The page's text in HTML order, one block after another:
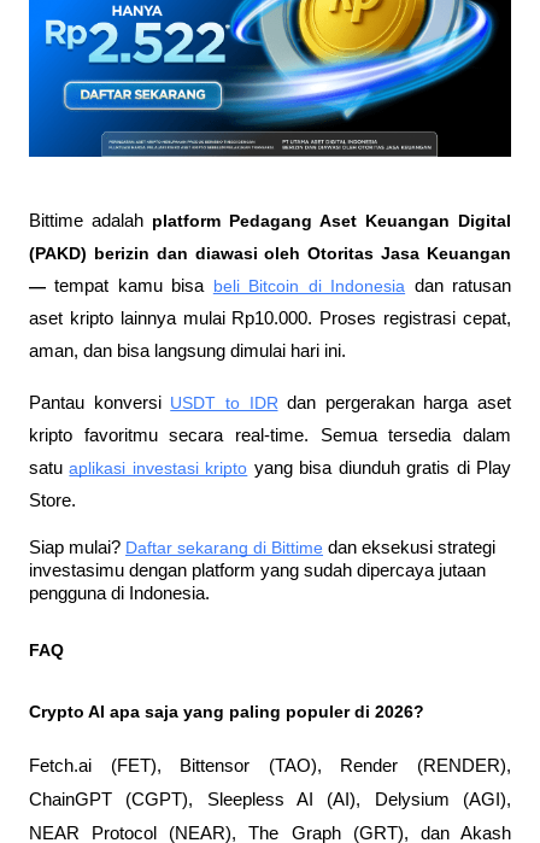
Bittime adalah platform Pedagang Aset Keuangan Digital
(PAKD) berizin dan diawasi oleh Otoritas Jasa Keuangan
— tempat kamu bisa beli Bitcoin di Indonesia dan ratusan
aset kripto lainnya mulai Rp10.000. Proses registrasi cepat,
aman, dan bisa langsung dimulai hari ini.
Pantau konversi USDT to IDR dan pergerakan harga aset
kripto favoritmu secara real-time. Semua tersedia dalam
satu aplikasi investasi kripto yang bisa diunduh gratis di Play
Store.
Siap mulai? Daftar sekarang di Bittime dan eksekusi strategi
investasimu dengan platform yang sudah dipercaya jutaan
pengguna di Indonesia.
FAQ
Crypto AI apa saja yang paling populer di 2026?
Fetch.ai (FET), Bittensor (TAO), Render (RENDER),
ChainGPT (CGPT), Sleepless AI (AI), Delysium (AGI),
NEAR Protocol (NEAR), The Graph (GRT), dan Akash